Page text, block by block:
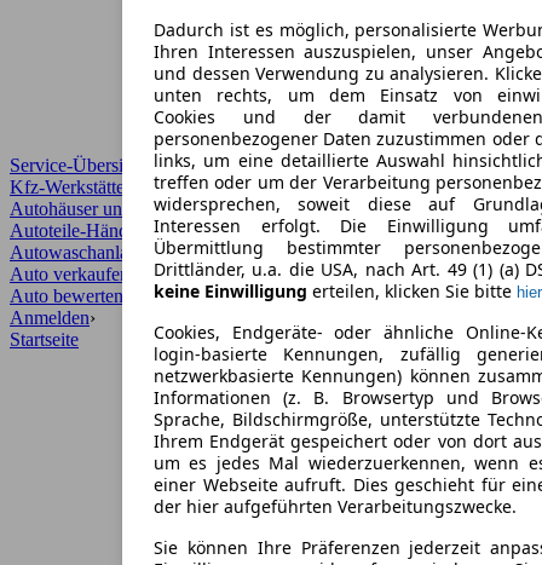
Service-Übersicht
Kfz-Werkstätten
Autohäuser und Händler
Autoteile-Händler
Autowaschanlagen
Auto verkaufen
Auto bewerten
Anmelden›
Dadurch ist es möglich, personalisierte
Ihren Interessen auszuspielen, unser
und dessen Verwendung zu analysieren.
unten rechts, um dem Einsatz von
Cookies und der damit
personenbezogener Daten zuzustimmen oder
links, um eine detaillierte Auswahl
treffen oder um der Verarbeitung
widersprechen, soweit diese auf
Interessen erfolgt. Die Einwilligung
Übermittlung bestimmter
Drittländer, u.a. die USA, nach Art. 49 (1) (a)
keine Einwilligung erteilen, klicken Sie bitte hier
Cookies, Endgeräte- oder ähnliche Online-
login-basierte Kennungen, zufällig
netzwerkbasierte Kennungen) können
Informationen (z. B. Browsertyp und
Sprache, Bildschirmgröße, unterstützte
Ihrem Endgerät gespeichert oder von dort
um es jedes Mal wiederzuerkennen, wenn
einer Webseite aufruft. Dies geschieht für
der hier aufgeführten Verarbeitungszwecke.
Sie können Ihre Präferenzen jederzeit
Startseite